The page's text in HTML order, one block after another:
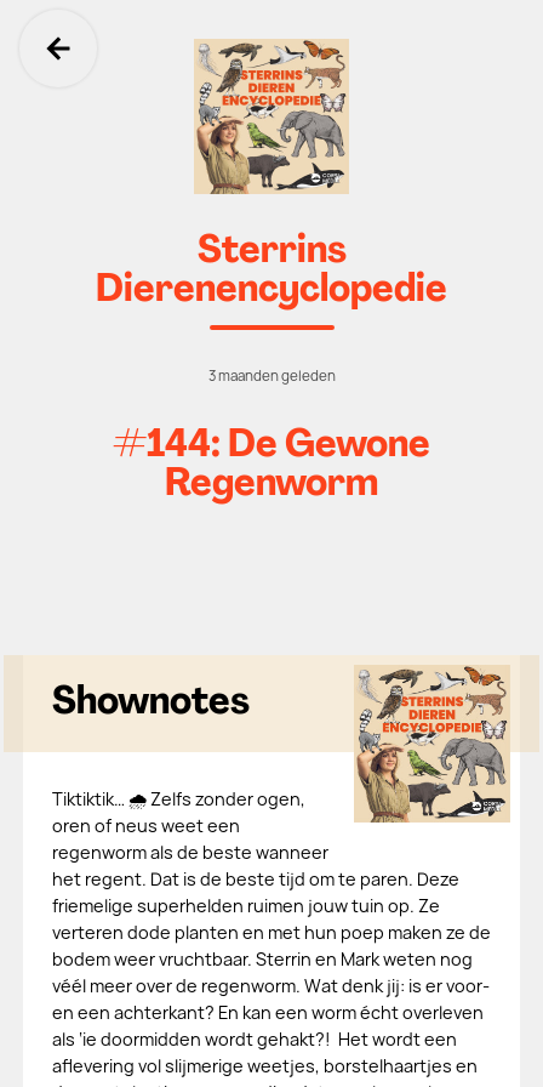
Ga terug
Sterrins
Dierenencyclopedie
3 maanden geleden
#144: De Gewone
Regenworm
Shownotes
Tiktiktik… 🌧️ Zelfs zonder ogen,
oren of neus weet een
regenworm als de beste wanneer
het regent. Dat is de beste tijd om te paren. Deze
friemelige superhelden ruimen jouw tuin op. Ze
verteren dode planten en met hun poep maken ze de
bodem weer vruchtbaar. Sterrin en Mark weten nog
véél meer over de regenworm. Wat denk jij: is er voor-
en een achterkant? En kan een worm écht overleven
als ‘ie doormidden wordt gehakt?! Het wordt een
aflevering vol slijmerige weetjes, borstelhaartjes en